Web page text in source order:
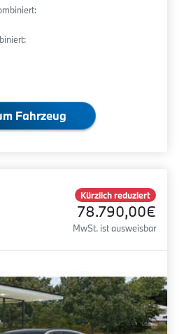
Fahrzeug
Kürzlich reduziert
78.790,00€
MwSt. ist ausweisbar